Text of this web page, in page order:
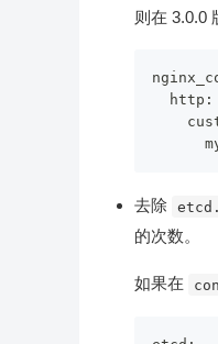
则在 3.0.0
  http:
去除
的次数。
如果在